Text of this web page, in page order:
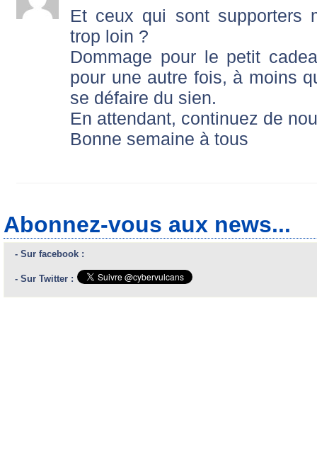
Et ceux qui sont supporters
trop loin ?
Dommage pour le petit
pour une autre fois, à moins
se défaire du sien.
En attendant, continuez de
Bonne semaine à tous
Abonnez-vous aux news...
- Sur facebook :
- Sur Twitter :